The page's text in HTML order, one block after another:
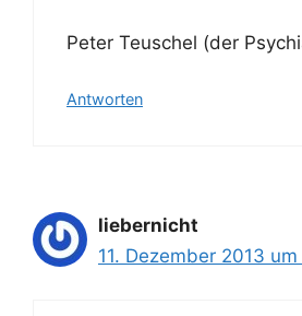
Peter Teuschel (der
Antworten
liebernicht
11. Dezember 2013